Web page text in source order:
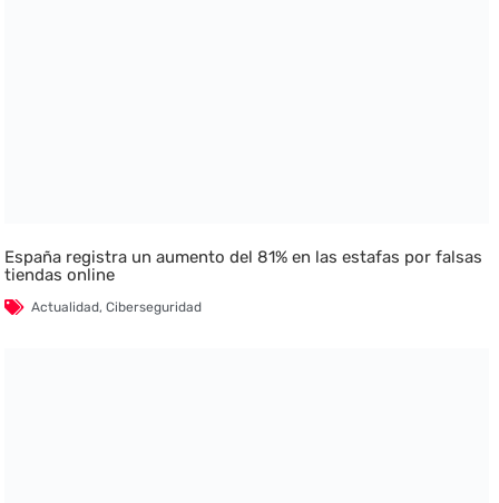
España registra un aumento del 81% en las estafas por falsas
tiendas online
Actualidad,Ciberseguridad